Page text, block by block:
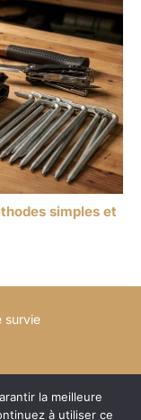
simples et
survie
la meilleure
à utiliser ce